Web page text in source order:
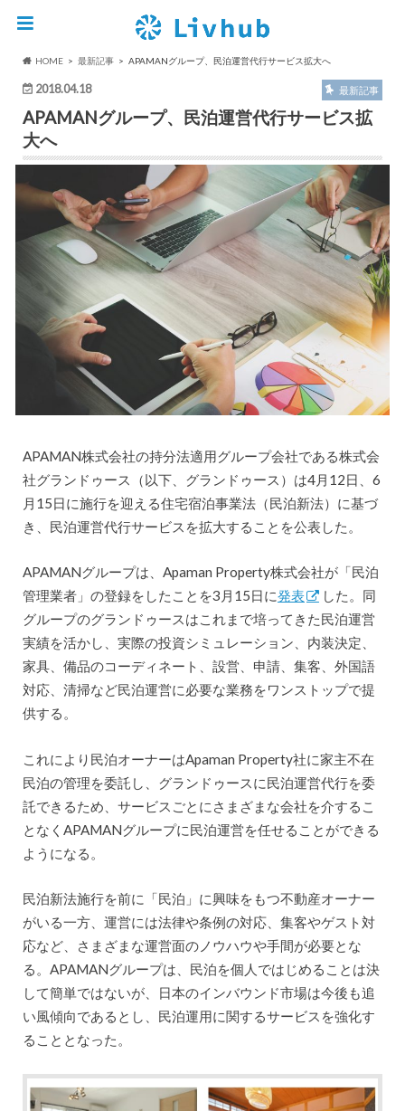
HOME 最新記事 APAMANグループ、民泊運営代行サービス拡大へ
2018.04.18 最新記事
APAMANグループ、民泊運営代行サービス拡
大へ
APAMAN株式会社の持分法適用グループ会社である株式会
社グランドゥース（以下、グランドゥース）は4月12日、6
月15日に施行を迎える住宅宿泊事業法（民泊新法）に基づ
き、民泊運営代行サービスを拡大することを公表した。
APAMANグループは、Apaman Property株式会社が「民泊
管理業者」の登録をしたことを3月15日に発表
した。同
グループのグランドゥースはこれまで培ってきた民泊運営
実績を活かし、実際の投資シミュレーション、内装決定、
家具、備品のコーディネート、設営、申請、集客、外国語
対応、清掃など民泊運営に必要な業務をワンストップで提
供する。
これにより民泊オーナーはApaman Property社に家主不在
民泊の管理を委託し、グランドゥースに民泊運営代行を委
託できるため、サービスごとにさまざまな会社を介するこ
となくAPAMANグループに民泊運営を任せることができる
ようになる。
民泊新法施行を前に「民泊」に興味をもつ不動産オーナー
がいる一方、運営には法律や条例の対応、集客やゲスト対
応など、さまざまな運営面のノウハウや手間が必要とな
る。APAMANグループは、民泊を個人ではじめることは決
して簡単ではないが、日本のインバウンド市場は今後も追
い風傾向であるとし、民泊運用に関するサービスを強化す
ることとなった。